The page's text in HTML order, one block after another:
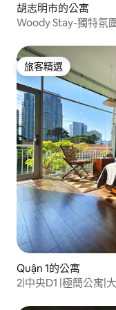
胡志明市的公寓
Woody Stay-獨特氛
旅客精選
旅客精選
Quận 1的公寓
2|中央D1 |極簡公寓|